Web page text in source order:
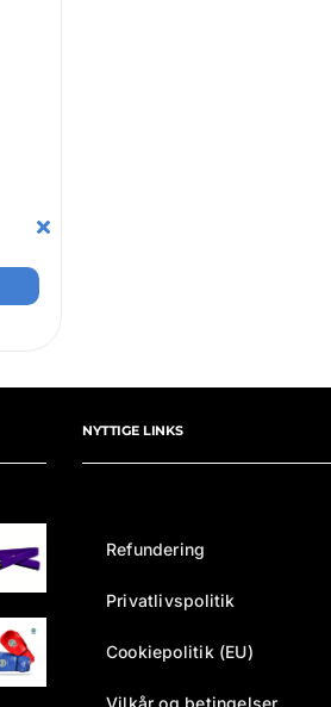
NYTTIGE LINKS
Refundering
Privatlivspolitik
Cookiepolitik (EU)